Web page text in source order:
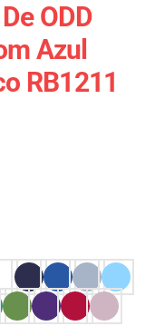
ODD
Azul
RB1211